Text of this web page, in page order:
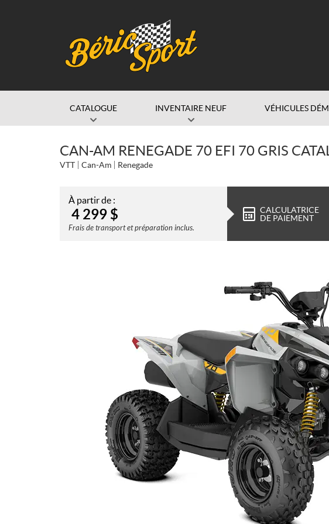
CATALOGUE INVENTAIRE NEUF VÉHICULES
CAN-AM RENEGADE 70 EFI 70 GRIS
VTT Can-Am Renegade
À partir de :
4 299 $
Frais de transport et préparation inclus.
CALCULATRICE
DE PAIEMENT